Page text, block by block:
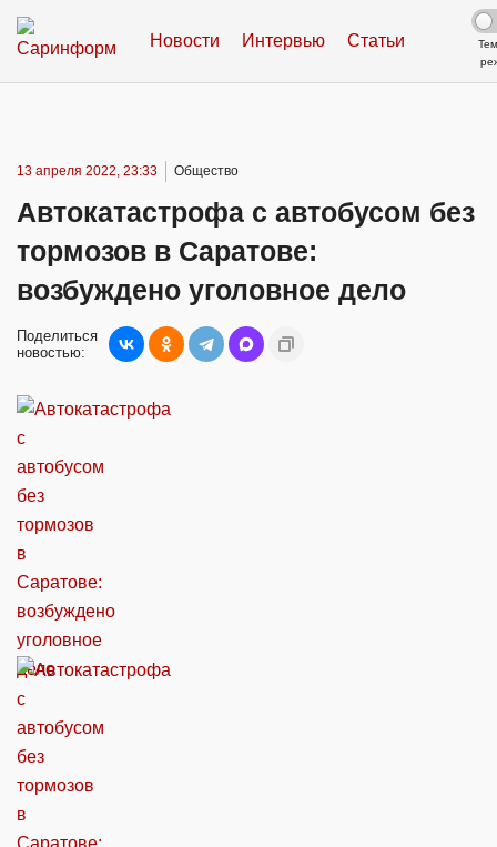
Новости Интервью Статьи
13 апреля 2022, 23:33 Общество
Автокатастрофа с автобусом без
тормозов в Саратове:
возбуждено уголовное дело
Поделиться
новостью: